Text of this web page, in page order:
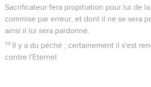
Sacrificateur fera propitiation pour lui de
commise par erreur, et dont il ne se sera
ainsi il lui sera pardonné.
19 Il y a du péché ; certainement il s'est
contre l'Eternel.